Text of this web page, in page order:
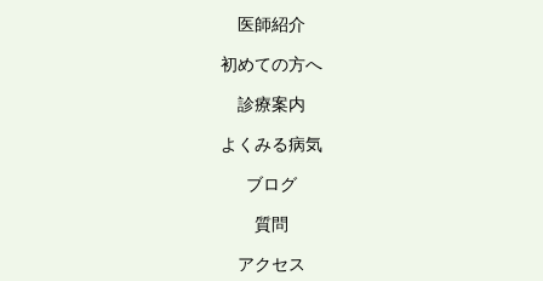
医師紹介
初めての方へ
診療案内
よくみる病気
ブログ
質問
アクセス